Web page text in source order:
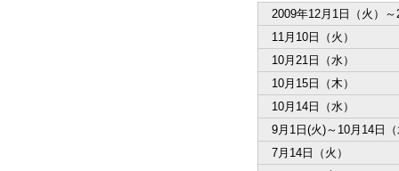
2009年12月1日（火）
11月10日（火）
10月21日（水）
10月15日（木）
10月14日（水）
9月1日(火)～10月14日
7月14日（火）